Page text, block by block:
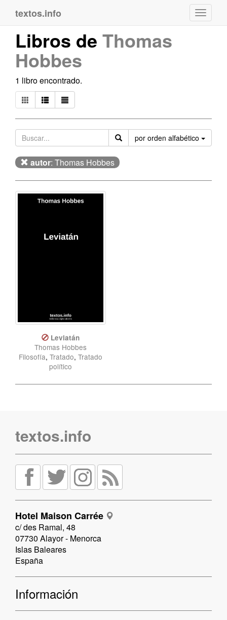
textos.info
Libros de Thomas
Hobbes
1 libro encontrado.
por orden alfabético
autor: Thomas Hobbes
Leviatán
Thomas Hobbes
Filosofía, Tratado, Tratado
político
textos.info
Hotel Maison Carrée
c/ des Ramal, 48
07730 Alayor - Menorca
Islas Baleares
España
Información